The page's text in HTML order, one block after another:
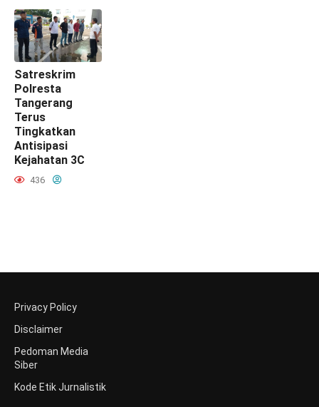
Satreskrim
Polresta
Tangerang
Terus
Tingkatkan
Antisipasi
Kejahatan 3C
436
Privacy Policy
Disclaimer
Pedoman Media
Siber
Kode Etik Jurnalistik